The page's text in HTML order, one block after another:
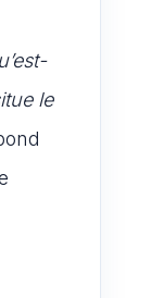
le